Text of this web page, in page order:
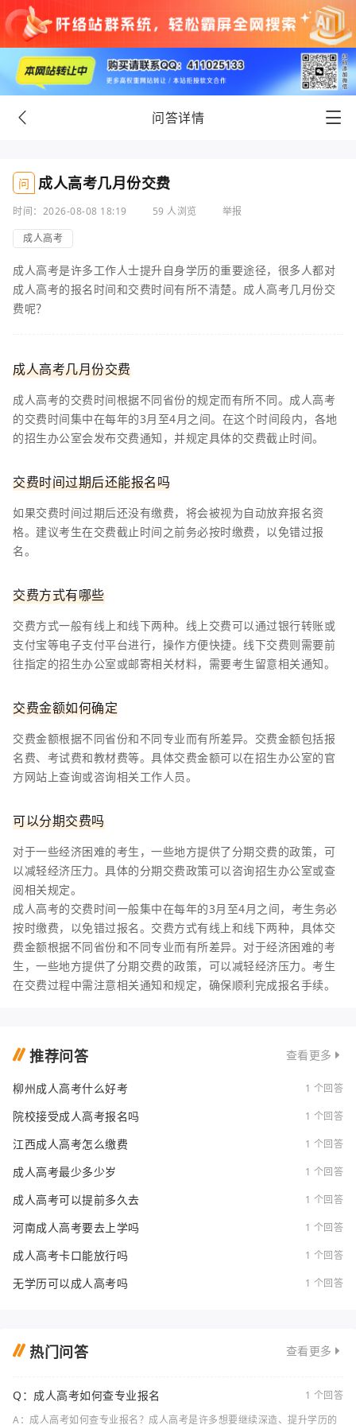
问答详情
问 成人高考几月份交费
时间：2026-08-08 18:19 59 人浏览
举报
成人高考
成人高考是许多工作人士提升自身学历的重要途径，很多人都对
成人高考的报名时间和交费时间有所不清楚。成人高考几月份交
费呢？
成人高考几月份交费
成人高考的交费时间根据不同省份的规定而有所不同。成人高考
的交费时间集中在每年的3月至4月之间。在这个时间段内，各地
的招生办公室会发布交费通知，并规定具体的交费截止时间。
交费时间过期后还能报名吗
如果交费时间过期后还没有缴费，将会被视为自动放弃报名资
格。建议考生在交费截止时间之前务必按时缴费，以免错过报
名。
交费方式有哪些
交费方式一般有线上和线下两种。线上交费可以通过银行转账或
支付宝等电子支付平台进行，操作方便快捷。线下交费则需要前
往指定的招生办公室或邮寄相关材料，需要考生留意相关通知。
交费金额如何确定
交费金额根据不同省份和不同专业而有所差异。交费金额包括报
名费、考试费和教材费等。具体交费金额可以在招生办公室的官
方网站上查询或咨询相关工作人员。
可以分期交费吗
对于一些经济困难的考生，一些地方提供了分期交费的政策，可
以减轻经济压力。具体的分期交费政策可以咨询招生办公室或查
阅相关规定。
成人高考的交费时间一般集中在每年的3月至4月之间，考生务必
按时缴费，以免错过报名。交费方式有线上和线下两种，具体交
费金额根据不同省份和不同专业而有所差异。对于经济困难的考
生，一些地方提供了分期交费的政策，可以减轻经济压力。考生
在交费过程中需注意相关通知和规定，确保顺利完成报名手续。
推荐问答 查看更多
柳州成人高考什么好考 1 个回答
院校接受成人高考报名吗 1 个回答
江西成人高考怎么缴费 1 个回答
成人高考最少多少岁 1 个回答
成人高考可以提前多久去 1 个回答
河南成人高考要去上学吗 1 个回答
成人高考卡口能放行吗 1 个回答
无学历可以成人高考吗 1 个回答
热门问答 查看更多
Q：成人高考如何查专业报名
1 个回答
A：成人高考如何查专业报名？成人高考是许多想要继续深造、提升学历的